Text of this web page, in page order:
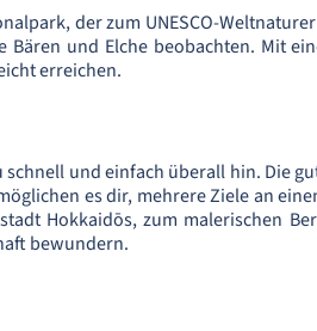
der zum UNESCO-
und Elche beobachten. Mit
erreichen.
und einfach überall hin. Die
es dir, mehrere Ziele an
Hokkaidōs, zum malerischen
bewundern.